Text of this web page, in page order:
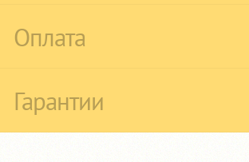
Оплата
Гарантии